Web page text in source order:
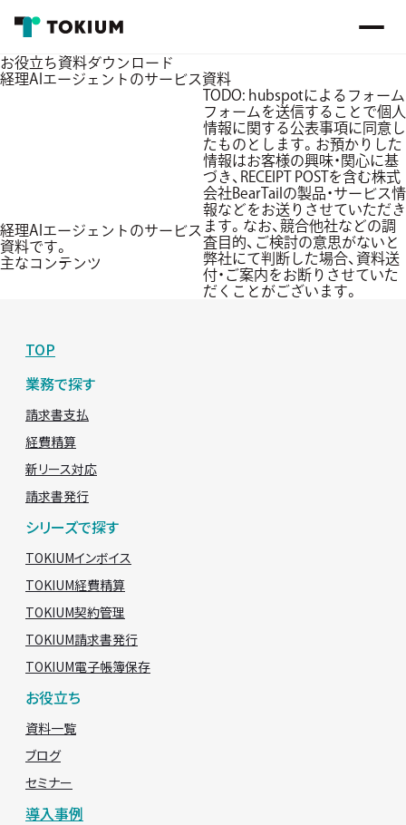
お役立ち資料ダウンロード
経理AIエージェントのサービス資料
経理AIエージェントのサービス
資料です。
主なコンテンツ
TODO: hubspotによるフォーム
フォームを送信することで個人
情報に関する公表事項に同意し
たものとします。お預かりした
情報はお客様の興味・関心に基
づき、RECEIPT POSTを含む株式
会社BearTailの製品・サービス情
報などをお送りさせていただき
ます。なお、競合他社などの調
査目的、ご検討の意思がないと
弊社にて判断した場合、資料送
付・ご案内をお断りさせていた
だくことがございます。
TOP
業務で探す
請求書支払
経費精算
新リース対応
請求書発行
シリーズで探す
TOKIUMインボイス
TOKIUM経費精算
TOKIUM契約管理
TOKIUM請求書発行
TOKIUM電子帳簿保存
お役立ち
資料一覧
ブログ
セミナー
導入事例